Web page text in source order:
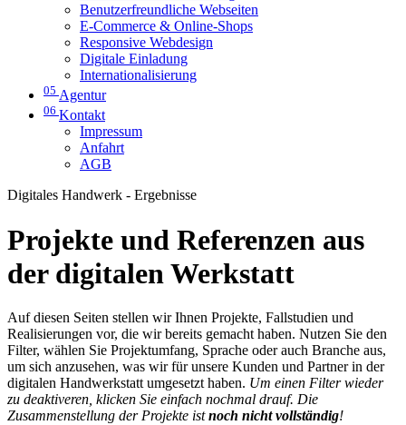
Benutzerfreundliche Webseiten
E-Commerce & Online-Shops
Responsive Webdesign
Digitale Einladung
Internationalisierung
05 Agentur
06 Kontakt
Impressum
Anfahrt
AGB
Digitales Handwerk - Ergebnisse
Projekte und Referenzen aus
der digitalen Werkstatt
Auf diesen Seiten stellen wir Ihnen Projekte, Fallstudien und
Realisierungen vor, die wir bereits gemacht haben. Nutzen Sie den
Filter, wählen Sie Projektumfang, Sprache oder auch Branche aus,
um sich anzusehen, was wir für unsere Kunden und Partner in der
digitalen Handwerkstatt umgesetzt haben. Um einen Filter wieder
zu deaktiveren, klicken Sie einfach nochmal drauf. Die
Zusammenstellung der Projekte istnoch nicht vollständig!